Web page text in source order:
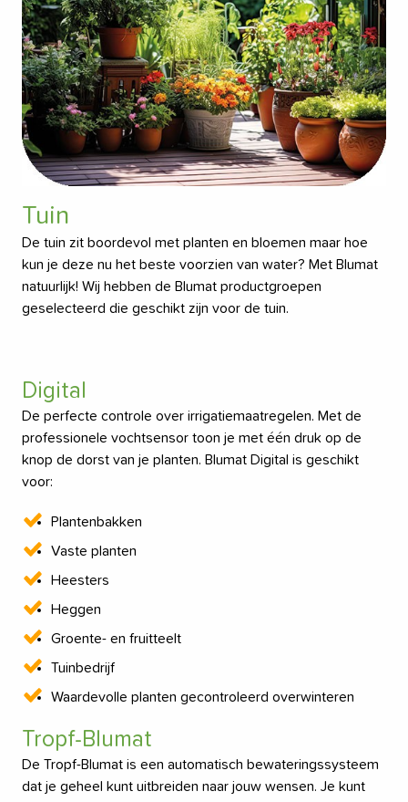
Tuin
De tuin zit boordevol met planten en bloemen maar hoe
kun je deze nu het beste voorzien van water? Met Blumat
natuurlijk! Wij hebben de Blumat productgroepen
geselecteerd die geschikt zijn voor de tuin.
Digital
De perfecte controle over irrigatiemaatregelen. Met de
professionele vochtsensor toon je met één druk op de
knop de dorst van je planten. Blumat Digital is geschikt
voor:
Plantenbakken
Vaste planten
Heesters
Heggen
Groente- en fruitteelt
Tuinbedrijf
Waardevolle planten gecontroleerd overwinteren
Tropf-Blumat
De Tropf-Blumat is een automatisch bewateringssysteem
dat je geheel kunt uitbreiden naar jouw wensen. Je kunt